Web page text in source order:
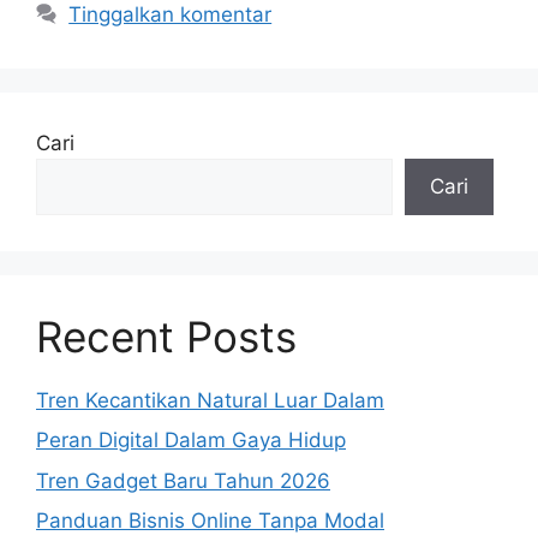
Tinggalkan komentar
Cari
Cari
Recent Posts
Tren Kecantikan Natural Luar Dalam
Peran Digital Dalam Gaya Hidup
Tren Gadget Baru Tahun 2026
Panduan Bisnis Online Tanpa Modal